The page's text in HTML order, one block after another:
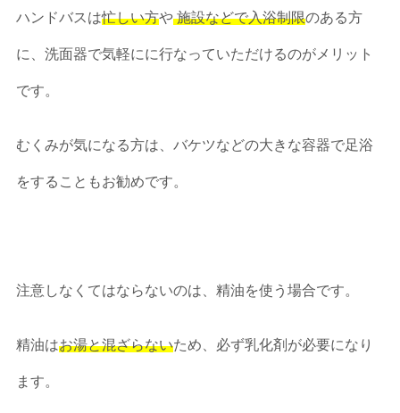
ハンドバスは忙しい方や施設などで入浴制限のある方
に、洗面器で気軽にに行なっていただけるのがメリット
です。
むくみが気になる方は、バケツなどの大きな容器で足浴
をすることもお勧めです。
注意しなくてはならないのは、精油を使う場合です。
精油はお湯と混ざらないため、必ず乳化剤が必要になり
ます。